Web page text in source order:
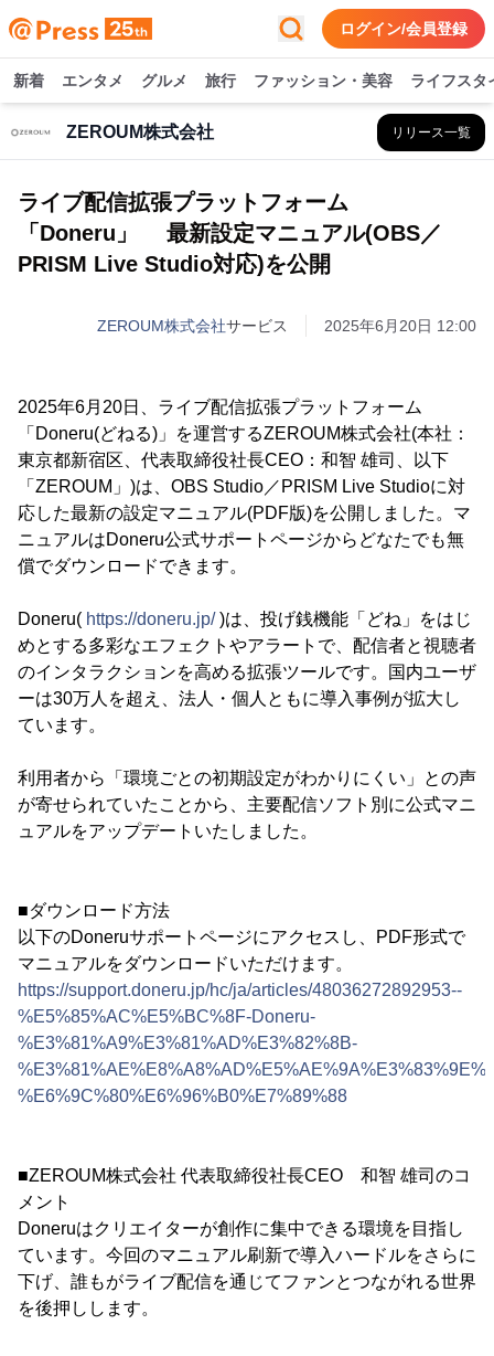
ログイン/会員登録
新着 エンタメ グルメ 旅行 ファッション・美容 ライフスタ
ZEROUM株式会社 リリース一覧
ライブ配信拡張プラットフォーム
「Doneru」 最新設定マニュアル(OBS／
PRISM Live Studio対応)を公開
ZEROUM株式会社サービス 2025年6月20日 12:00
2025年6月20日、ライブ配信拡張プラットフォーム
「Doneru(どねる)」を運営するZEROUM株式会社(本社：
東京都新宿区、代表取締役社長CEO：和智 雄司、以下
「ZEROUM」)は、OBS Studio／PRISM Live Studioに対
応した最新の設定マニュアル(PDF版)を公開しました。マ
ニュアルはDoneru公式サポートページからどなたでも無
償でダウンロードできます。
Doneru( https://doneru.jp/)は、投げ銭機能「どね」をはじ
めとする多彩なエフェクトやアラートで、配信者と視聴者
のインタラクションを高める拡張ツールです。国内ユーザ
ーは30万人を超え、法人・個人ともに導入事例が拡大し
ています。
利用者から「環境ごとの初期設定がわかりにくい」との声
が寄せられていたことから、主要配信ソフト別に公式マニ
ュアルをアップデートいたしました。
■ダウンロード方法
以下のDoneruサポートページにアクセスし、PDF形式で
マニュアルをダウンロードいただけます。
https://support.doneru.jp/hc/ja/articles/48036272892953--
%E5%85%AC%E5%BC%8F-Doneru-
%E3%81%A9%E3%81%AD%E3%82%8B-
%E6%9C%80%E6%96%B0%E7%89%88
■ZEROUM株式会社 代表取締役社長CEO 和智 雄司のコ
メント
Doneruはクリエイターが創作に集中できる環境を目指し
ています。今回のマニュアル刷新で導入ハードルをさらに
下げ、誰もがライブ配信を通じてファンとつながれる世界
を後押しします。